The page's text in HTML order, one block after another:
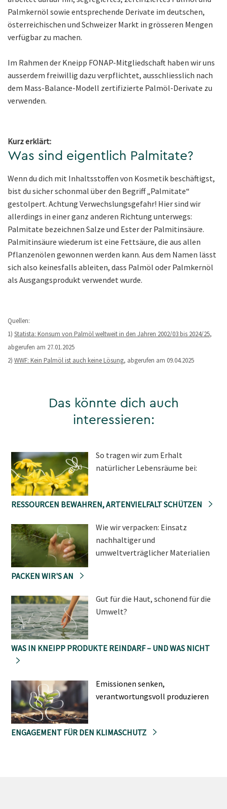
Palmkernöl sowie entsprechende Derivate im deutschen,
österreichischen und Schweizer Markt in grösseren Mengen
verfügbar zu machen.
Im Rahmen der Kneipp FONAP-Mitgliedschaft haben wir uns
ausserdem freiwillig dazu verpflichtet, ausschliesslich nach
dem Mass-Balance-Modell zertifizierte Palmöl-Derivate zu
verwenden.
Kurz erklärt:
Was sind eigentlich Palmitate?
Wenn du dich mit Inhaltsstoffen von Kosmetik beschäftigst,
bist du sicher schonmal über den Begriff „Palmitate“
gestolpert. Achtung Verwechslungsgefahr! Hier sind wir
allerdings in einer ganz anderen Richtung unterwegs:
Palmitate bezeichnen Salze und Ester der Palmitinsäure.
Palmitinsäure wiederum ist eine Fettsäure, die aus allen
Pflanzenölen gewonnen werden kann. Aus dem Namen lässt
sich also keinesfalls ableiten, dass Palmöl oder Palmkernöl
als Ausgangsprodukt verwendet wurde.
Quellen:
1) Statista: Konsum von Palmöl weltweit in den Jahren 2002/03 bis 2024/25,
abgerufen am 27.01.2025
2) WWF: Kein Palmöl ist auch keine Lösung, abgerufen am 09.04.2025
Das könnte dich auch
interessieren:
So tragen wir zum Erhalt
natürlicher Lebensräume bei:
RESSOURCEN BEWAHREN, ARTENVIELFALT SCHÜTZEN
Wie wir verpacken: Einsatz
nachhaltiger und
umweltverträglicher Materialien
PACKEN WIR'S AN
Gut für die Haut, schonend für die
Umwelt?
WAS IN KNEIPP PRODUKTE REINDARF – UND WAS NICHT
Emissionen senken,
verantwortungsvoll produzieren
ENGAGEMENT FÜR DEN KLIMASCHUTZ